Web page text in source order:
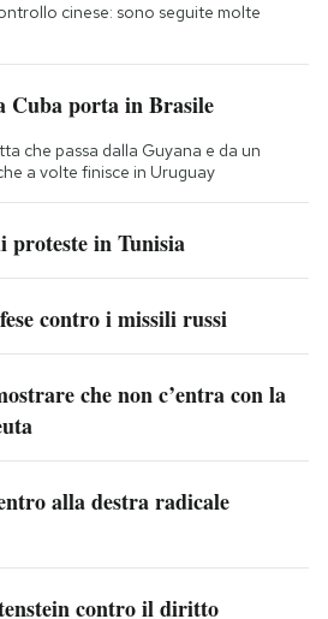
cinese: sono seguite molte
Cuba porta in Brasile
che passa dalla Guyana e da un
a volte finisce in Uruguay
proteste in Tunisia
contro i missili russi
che non c’entra con la
alla destra radicale
contro il diritto